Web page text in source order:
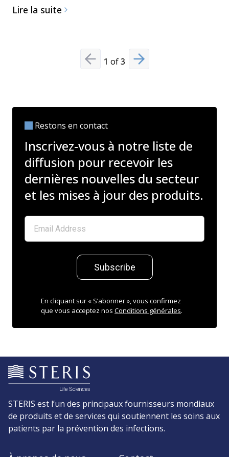
Lire la suite
Previous slide
1 of3 Next slide
Restons en contact
Inscrivez-vous à notre liste de
diffusion pour recevoir les
dernières nouvelles du secteur
et les mises à jour des produits.
Subscribe
En cliquant sur « S’abonner », vous confirmez
que vous acceptez nos Conditions générales.
STERIS est l’un des principaux fournisseurs mondiaux
de produits et de services qui soutiennent les soins aux
patients par la prévention des infections.